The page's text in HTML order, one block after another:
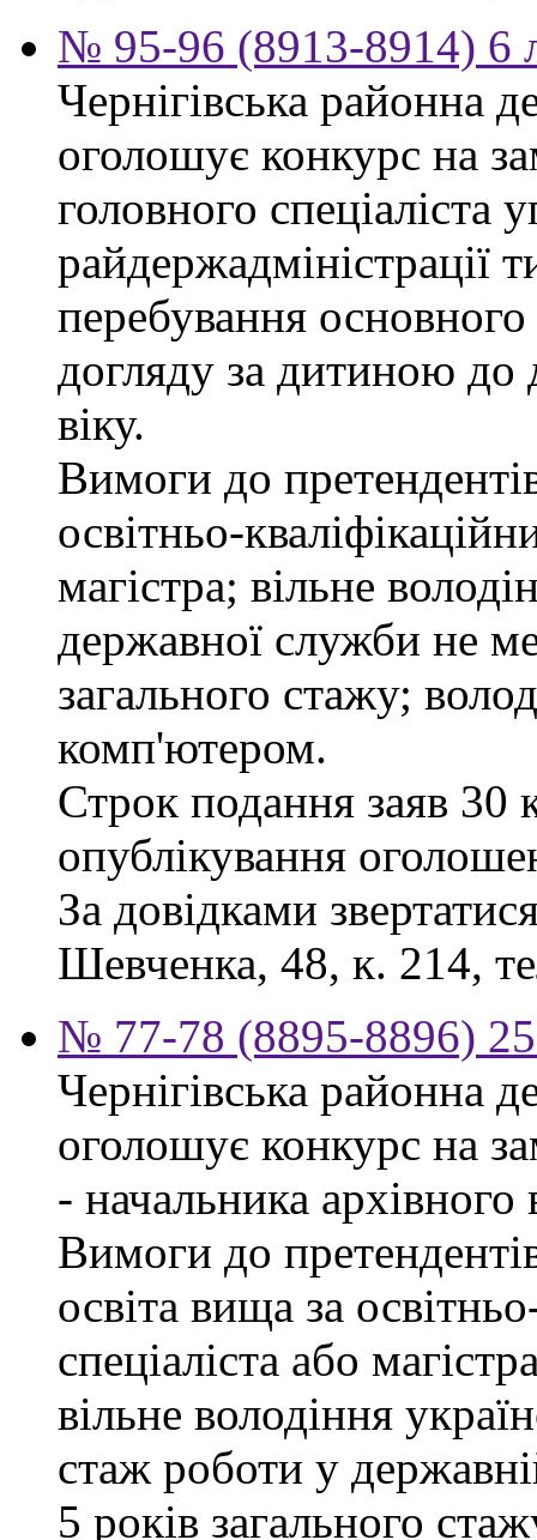
№ 95-96 (8913-8914) 6
Чернігівська районна
оголошує конкурс на
головного спеціаліста
райдержадміністрації
перебування
догляду за дитиною до
віку.
Вимоги до
освітньо-
магістра; вільне
державної служби не
загального стажу;
комп'ютером.
Строк подання заяв 30
опублікування
За довідками
Шевченка, 48, к. 214,
№ 77-78 (8895-8896) 25
Чернігівська районна
оголошує конкурс на
- начальника архівного
Вимоги до
освіта вища за
спеціаліста або
вільне володіння
стаж роботи у
5 років загального